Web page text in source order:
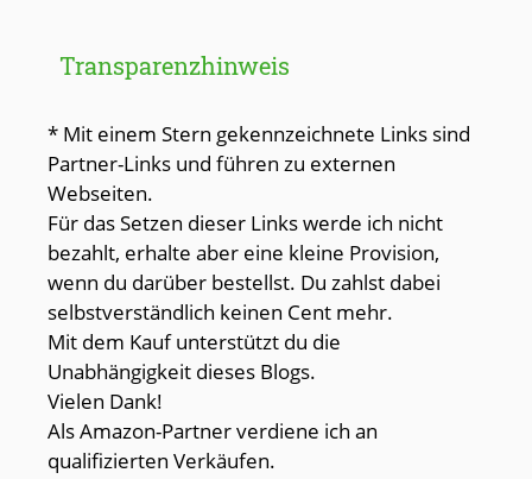
Transparenzhinweis
* Mit einem Stern gekennzeichnete Links sind
Partner-Links und führen zu externen
Webseiten.
Für das Setzen dieser Links werde ich nicht
bezahlt, erhalte aber eine kleine Provision,
wenn du darüber bestellst. Du zahlst dabei
selbstverständlich keinen Cent mehr.
Mit dem Kauf unterstützt du die
Unabhängigkeit dieses Blogs.
Vielen Dank!
Als Amazon-Partner verdiene ich an
qualifizierten Verkäufen.